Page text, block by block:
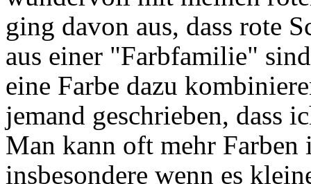
ging davon aus, dass rote
aus einer "Farbfamilie"
eine Farbe dazu
jemand geschrieben, dass
Man kann oft mehr
insbesondere wenn es